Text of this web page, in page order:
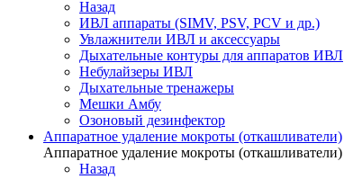
Назад
ИВЛ аппараты (SIMV, PSV, PCV и др.)
Увлажнители ИВЛ и аксессуары
Дыхательные контуры для аппаратов ИВЛ
Небулайзеры ИВЛ
Дыхательные тренажеры
Мешки Амбу
Озоновый дезинфектор
Аппаратное удаление мокроты (откашливатели)
Аппаратное удаление мокроты (откашливатели)
Назад